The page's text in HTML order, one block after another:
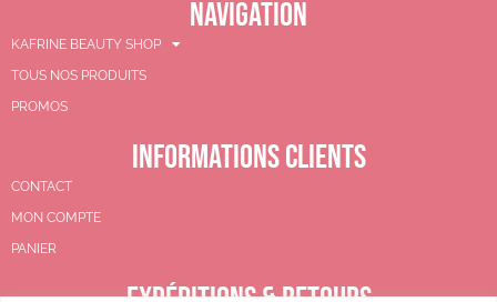
NAVIGATION
KAFRINE BEAUTY SHOP
TOUS NOS PRODUITS
PROMOS
INFORMATIONS CLIENTS
CONTACT
MON COMPTE
PANIER